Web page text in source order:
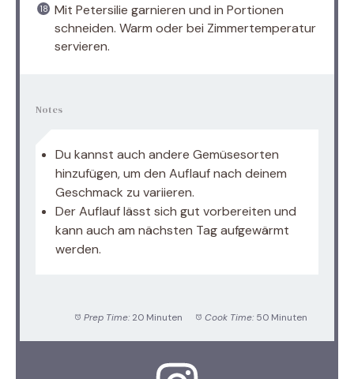
Mit Petersilie garnieren und in Portionen
schneiden. Warm oder bei Zimmertemperatur
servieren.
Notes
Du kannst auch andere Gemüsesorten
hinzufügen, um den Auflauf nach deinem
Geschmack zu variieren.
Der Auflauf lässt sich gut vorbereiten und
kann auch am nächsten Tag aufgewärmt
werden.
Prep Time: 20 Minuten Cook Time: 50 Minuten